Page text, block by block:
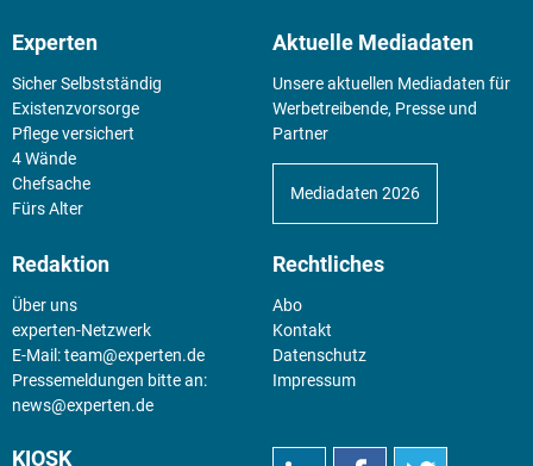
Experten
Sicher Selbstständig
Existenz­vorsorge
Pflege versichert
4 Wände
Chefsache
Fürs Alter
Aktuelle Mediadaten
Unsere aktuellen Mediadaten für
Werbetreibende, Presse und
Partner
Mediadaten 2026
Redaktion
Über uns
experten-Netzwerk
E-Mail:team@experten.de
Pressemeldungen bitte an:
news@experten.de
Rechtliches
Abo
Kontakt
Datenschutz
Impressum
KIOSK